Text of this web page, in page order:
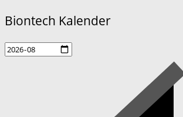
Biontech Kalender